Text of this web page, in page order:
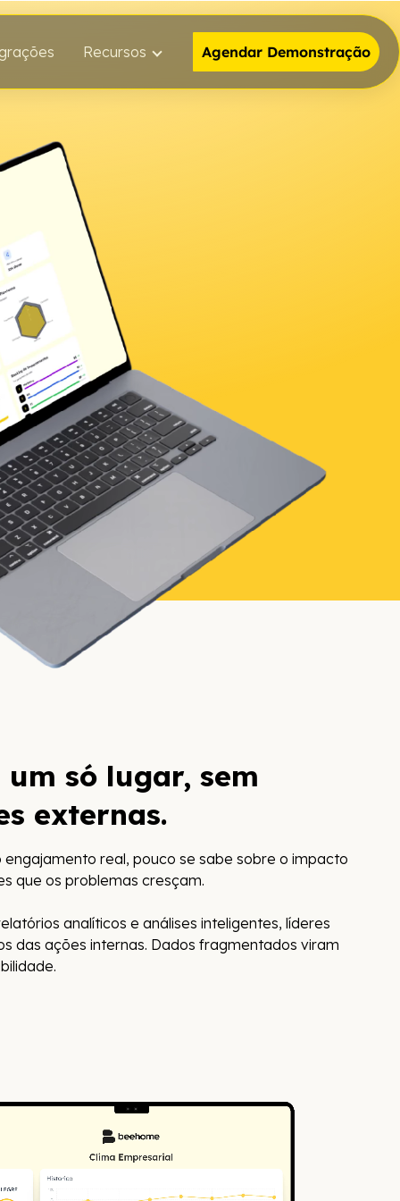
Recursos Agendar Demonstração
só lugar, sem
externas.
real, pouco se sabe sobre o impacto
que os problemas cresçam.
analíticos e análises inteligentes, líderes
das ações internas. Dados fragmentados viram